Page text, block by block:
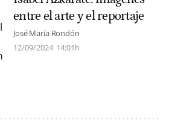
entre el arte y el reportaje
José María Rondón
12/09/2024 14:01h